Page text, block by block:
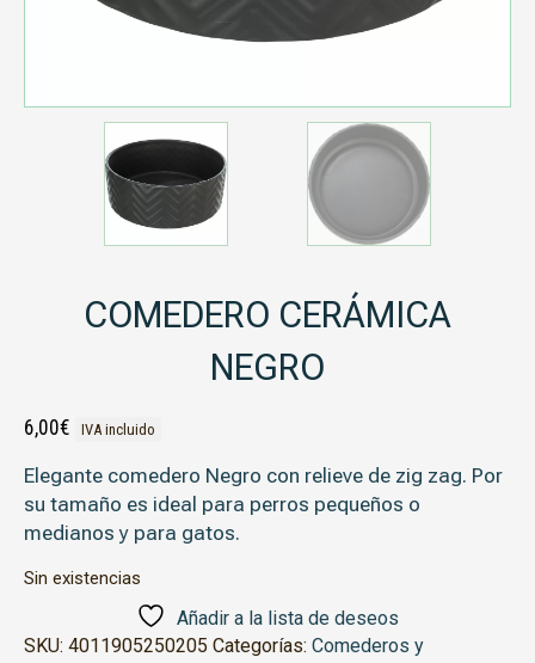
COMEDERO CERÁMICA
NEGRO
6,00€ IVA incluido
Elegante comedero Negro con relieve de zig zag. Por
su tamaño es ideal para perros pequeños o
medianos y para gatos.
Sin existencias
Añadir a la lista de deseos
SKU: 4011905250205 Categorías: Comederos y